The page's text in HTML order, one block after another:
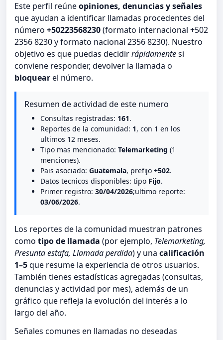
Este perfil reúneopiniones, denuncias y señales
que ayudan a identificar llamadas procedentes del
número +50223568230(formato internacional +502
2356 8230 y formato nacional 2356 8230). Nuestro
objetivo es que puedas decidirrápidamentesi
conviene responder, devolver la llamada o
bloquearel número.
Resumen de actividad de este numero
Consultas registradas: 161.
Reportes de la comunidad: 1, con 1 en los
ultimos 12 meses.
Tipo mas mencionado: Telemarketing (1
menciones).
Pais asociado: Guatemala, prefijo +502.
Datos tecnicos disponibles: tipo Fijo.
Primer registro: 30/04/2026;ultimo reporte:
03/06/2026.
Los reportes de la comunidad muestran patrones
como tipo de llamada (por ejemplo, Telemarketing,
Presunta estafa, Llamada perdida) y una calificación
1–5que resume la experiencia de otros usuarios.
También tienes estadísticas agregadas (consultas,
denuncias y actividad por mes), además de un
gráfico que refleja la evolución del interés a lo
largo del año.
Señales comunes en llamadas no deseadas